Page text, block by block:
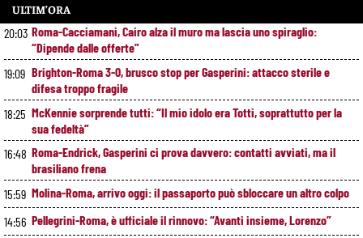
ULTIM’ORA
20:03 Roma-Cacciamani, Cairo alza il muro ma lascia uno spiraglio:
“Dipende dalle offerte”
19:09 Brighton-Roma 3-0, brusco stop per Gasperini: attacco sterile e
difesa troppo fragile
18:25 McKennie sorprende tutti: “Il mio idolo era Totti, soprattutto per la
sua fedeltà”
16:48 Roma-Endrick, Gasperini ci prova davvero: contatti avviati, ma il
brasiliano frena
15:59 Molina-Roma, arrivo oggi: il passaporto può sbloccare un altro colpo
14:56 Pellegrini-Roma, è ufficiale il rinnovo: “Avanti insieme, Lorenzo”